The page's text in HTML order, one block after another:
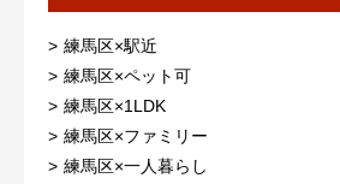
練馬区×駅近
練馬区×ペット可
練馬区×1LDK
練馬区×ファミリー
練馬区×一人暮らし